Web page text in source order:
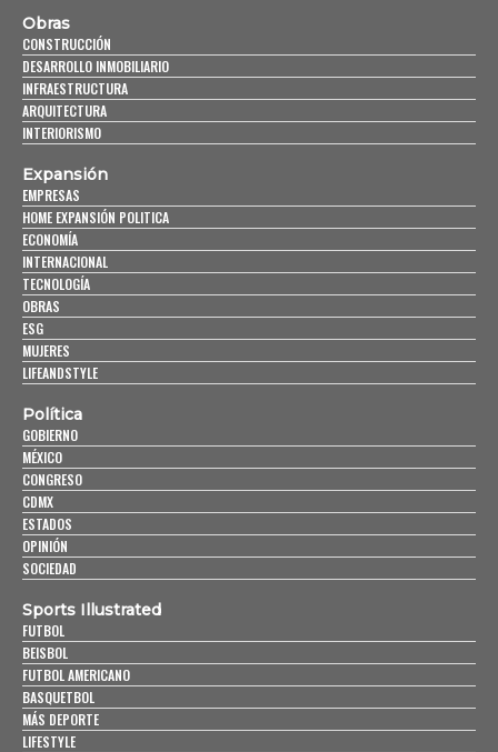
Obras
CONSTRUCCIÓN
DESARROLLO INMOBILIARIO
INFRAESTRUCTURA
ARQUITECTURA
INTERIORISMO
Expansión
EMPRESAS
HOME EXPANSIÓN POLITICA
ECONOMÍA
INTERNACIONAL
TECNOLOGÍA
OBRAS
ESG
MUJERES
LIFEANDSTYLE
Política
GOBIERNO
MÉXICO
CONGRESO
CDMX
ESTADOS
OPINIÓN
SOCIEDAD
Sports Illustrated
FUTBOL
BEISBOL
FUTBOL AMERICANO
BASQUETBOL
MÁS DEPORTE
LIFESTYLE